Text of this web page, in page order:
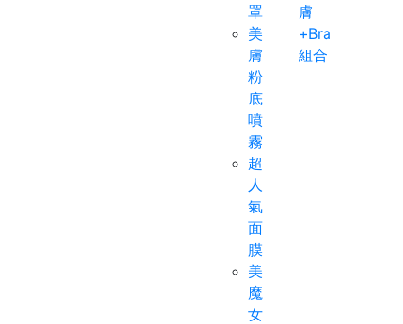
罩
美
膚
粉
底
噴
霧
超
人
氣
面
膜
美
魔
女
膚
+Bra
組合